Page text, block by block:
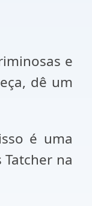
e
dê um
é uma
na